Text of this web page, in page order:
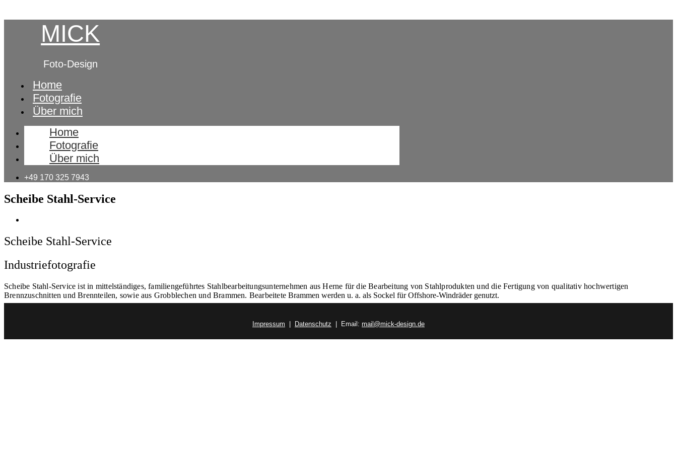
MICK
Foto-Design
Home
Fotografie
Über mich
Home
Fotografie
Über mich
+49 170 325 7943
Scheibe Stahl-Service
Scheibe Stahl-Service
Industriefotografie
Scheibe Stahl-Service ist in mittelständiges, familiengeführtes Stahlbearbeitungsunternehmen aus Herne für die Bearbeitung von Stahlprodukten und die Fertigung von qualitativ hochwertigen
Brennzuschnitten und Brennteilen, sowie aus Grobblechen und Brammen. BearbeiteteBrammen werden u. a. als Sockel für Offshore-Windräder genutzt.
Impressum Datenschutz | Email: mail@mick-design.de